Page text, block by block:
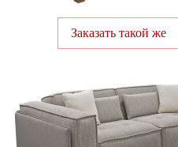
Заказать такой же